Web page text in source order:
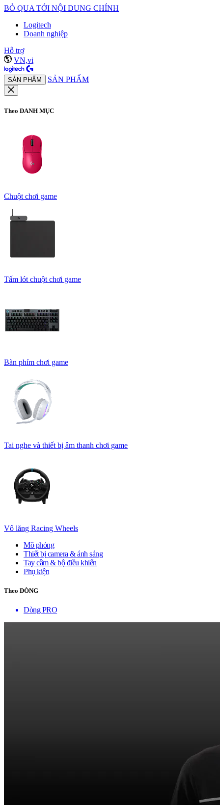
BỎ QUA TỚI NỘI DUNG CHÍNH
Logitech
Doanh nghiệp
Hỗ trợ
VN,vi
SẢN PHẨM SẢN PHẨM
Theo DANH MỤC
Chuột chơi game
Tấm lót chuột chơi game
Bàn phím chơi game
Tai nghe và thiết bị âm thanh chơi game
Vô lăng Racing Wheels
Mô phỏng
Thiết bị camera & ánh sáng
Tay cầm & bộ điều khiển
Phụ kiện
Theo DÒNG
Dòng PRO